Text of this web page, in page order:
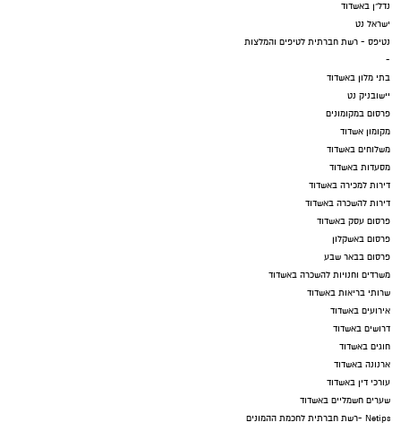
נדל"ן באשדוד
ישראל נט
נטיפס - רשת חברתית לטיפים והמלצות
-
בתי מלון באשדוד
יישובניק נט
פרסום במקומונים
מקומון אשדוד
משלוחים באשדוד
מסעדות באשדוד
דירות למכירה באשדוד
דירות להשכרה באשדוד
פרסום עסק באשדוד
פרסום באשקלון
פרסום בבאר שבע
משרדים וחנויות להשכרה באשדוד
שרותי בריאות באשדוד
אירועים באשדוד
דרושים באשדוד
חוגים באשדוד
ארנונה באשדוד
עורכי דין באשדוד
שערים חשמליים באשדוד
Netips -רשת חברתית לחכמת ההמונים